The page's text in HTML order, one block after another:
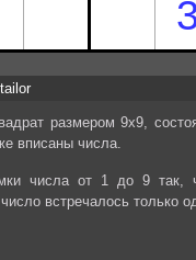
размером 9х9,
вписаны числа.
числа от 1 до 9 так,
встречалось только